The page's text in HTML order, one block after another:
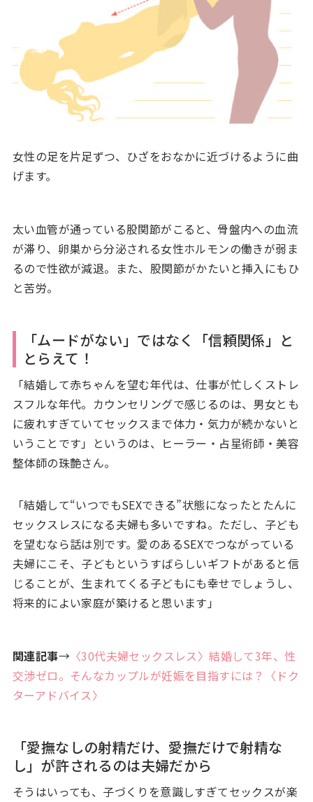
女性の足を片足ずつ、ひざをおなかに近づけるように曲
げます。
太い血管が通っている股関節がこると、骨盤内への血流
が滞り、卵巣から分泌される女性ホルモンの働きが弱ま
るので性欲が減退。また、股関節がかたいと挿入にもひ
と苦労。
「ムードがない」ではなく「信頼関係」と
とらえて！
「結婚して赤ちゃんを望む年代は、仕事が忙しくストレ
スフルな年代。カウンセリングで感じるのは、男女とも
に疲れすぎていてセックスまで体力・気力が続かないと
いうことです」というのは、ヒーラー・占星術師・美容
整体師の珠艶さん。
「結婚して“いつでもSEXできる”状態になったとたんに
セックスレスになる夫婦も多いですね。ただし、子ども
を望むなら話は別です。愛のあるSEXでつながっている
夫婦にこそ、子どもというすばらしいギフトがあると信
じることが、生まれてくる子どもにも幸せでしょうし、
将来的によい家庭が築けると思います」
関連記事→〈30代夫婦セックスレス〉結婚して3年、性
交渉ゼロ。そんなカップルが妊娠を目指すには？〈ドク
ターアドバイス〉
「愛撫なしの射精だけ、愛撫だけで射精な
し」が許されるのは夫婦だから
そうはいっても、子づくりを意識しすぎてセックスが楽